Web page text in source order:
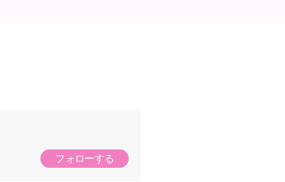
フォローする